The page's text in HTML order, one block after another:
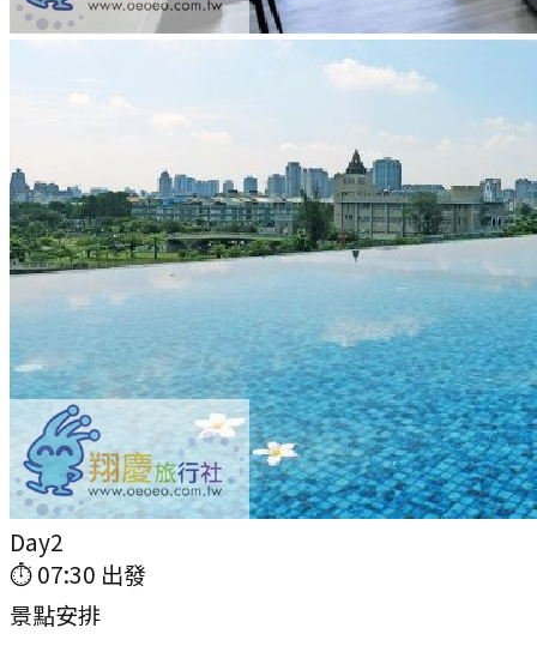
Day2
⏱07:30 出發
景點安排